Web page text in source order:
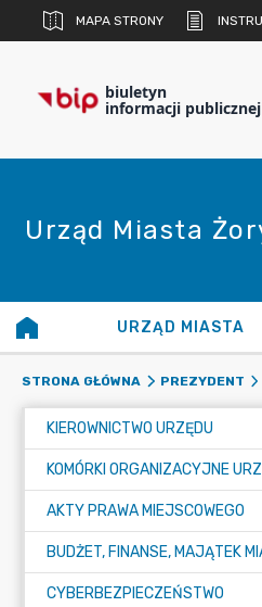
MAPA STRONY
biuletyn
informacji publicznej
Urząd Miasta
URZĄD MIASTA
STRONA GŁÓWNA PREZYDENT
KIEROWNICTWO URZĘDU
KOMÓRKI ORGANIZACYJNE
AKTY PRAWA MIEJSCOWEGO
BUDŻET, FINANSE, MAJĄTEK
CYBERBEZPIECZEŃSTWO